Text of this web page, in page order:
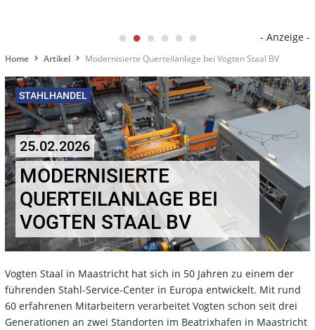
- Anzeige -
Home Artikel Modernisierte Querteilanlage bei Vogten Staal BV
STAHLHANDEL
25.02.2026
MODERNISIERTE
QUERTEILANLAGE BEI
VOGTEN STAAL BV
Vogten Staal in Maastricht hat sich in 50 Jahren zu einem der
führenden Stahl-Service-Center in Europa entwickelt. Mit rund
60 erfahrenen Mitarbeitern verarbeitet Vogten schon seit drei
Generationen an zwei Standorten im Beatrixhafen in Maastricht